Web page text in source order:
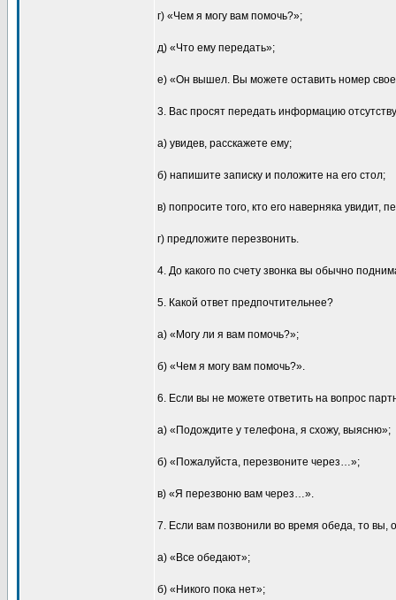
г) «Чем я могу вам помочь?»;
д) «Что ему передать»;
е) «Он вышел. Вы можете оставить номер
3. Вас просят передать информацию
а) увидев, расскажете ему;
б) напишите записку и положите на его стол;
в) попросите того, кто его наверняка увидит,
г) предложите перезвонить.
4. До какого по счету звонка вы обычно
5. Какой ответ предпочтительнее?
а) «Могу ли я вам помочь?»;
б) «Чем я могу вам помочь?».
6. Если вы не можете ответить на вопрос
а) «Подождите у телефона, я схожу, выясню»;
б) «Пожалуйста, перезвоните через…»;
в) «Я перезвоню вам через…».
7. Если вам позвонили во время обеда, то вы,
а) «Все обедают»;
б) «Никого пока нет»;